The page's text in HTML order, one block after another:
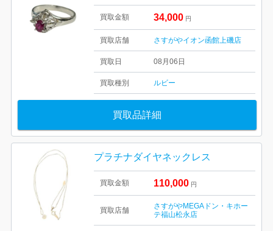
買取金額 34,000 円
買取店舗 さすがやイオン函館上磯店
買取日 08月06日
買取種別 ルビー
買取品詳細
プラチナダイヤネックレス
買取金額 110,000 円
買取店舗
さすがやMEGAドン・キホー
テ福山松永店